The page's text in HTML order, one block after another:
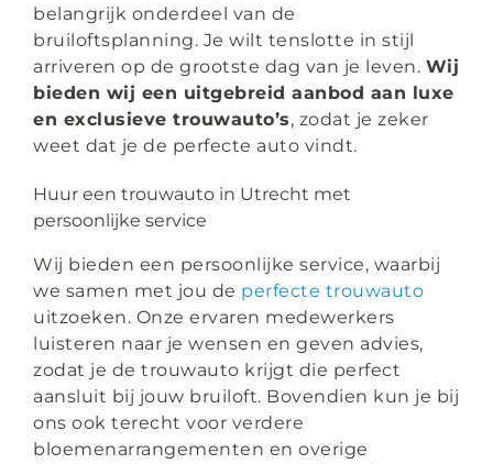
belangrijk onderdeel van de
bruiloftsplanning. Je wilt tenslotte in stijl
arriveren op de grootste dag van je leven. Wij
bieden wij een uitgebreid aanbod aan luxe
en exclusieve trouwauto’s, zodat je zeker
weet dat je de perfecte auto vindt.
Huur een trouwauto in Utrecht met
persoonlijke service
Wij bieden een persoonlijke service, waarbij
we samen met jou de perfecte trouwauto
uitzoeken. Onze ervaren medewerkers
luisteren naar je wensen en geven advies,
zodat je de trouwauto krijgt die perfect
aansluit bij jouw bruiloft. Bovendien kun je bij
ons ook terecht voor verdere
bloemenarrangementen en overige